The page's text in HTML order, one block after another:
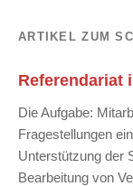
ARTIKEL ZUM
Referendariat
Die Aufgabe:
Fragestellungen
Unterstützung der
Bearbeitung von